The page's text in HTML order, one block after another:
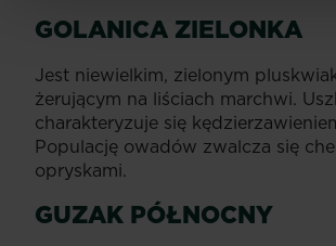
GOLANICA ZIELONKA
Jest niewielkim, zielonym
żerującym na liściach marchwi.
charakteryzuje się
Populację owadów zwalcza się
opryskami.
GUZAK PÓŁNOCNY